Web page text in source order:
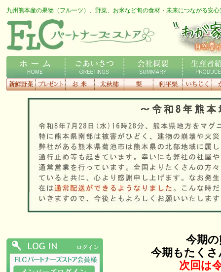
九州熊本産の果物（フルーツ）、野菜、お米など旬の食材・未来につながる安
FLCロゴ わが家の専用農家さん
ホーム ごあいさつ 会社概要
生産者紹介
す
今期
今期もたく
次回は